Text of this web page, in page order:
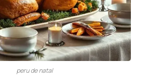
peru de natal